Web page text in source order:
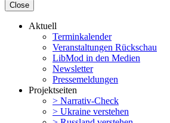
Close
Aktuell
Termin­ka­lender
Veran­stal­tungen Rückschau
LibMod in den Medien
Newsletter
Presse­mel­dungen
Projekt­seiten
> Narrativ-Check
> Ukraine verstehen